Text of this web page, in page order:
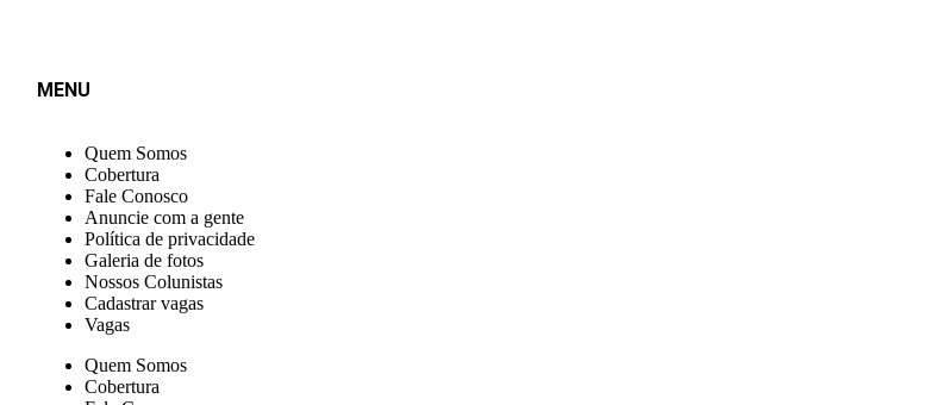
MENU
Quem Somos
Cobertura
Fale Conosco
Anuncie com a gente
Política de privacidade
Galeria de fotos
Nossos Colunistas
Cadastrar vagas
Vagas
Quem Somos
Cobertura